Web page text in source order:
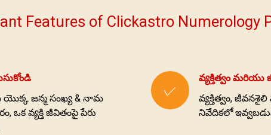
Features of Clickastro Numerology
యొక్క జన్మ సంఖ్య & నామ
ఒక వ్యక్తి జీవితంపై పేరు
✓
వ్యక్తిత్వం
వ్యక్తిత్వం,
నివేదికలో